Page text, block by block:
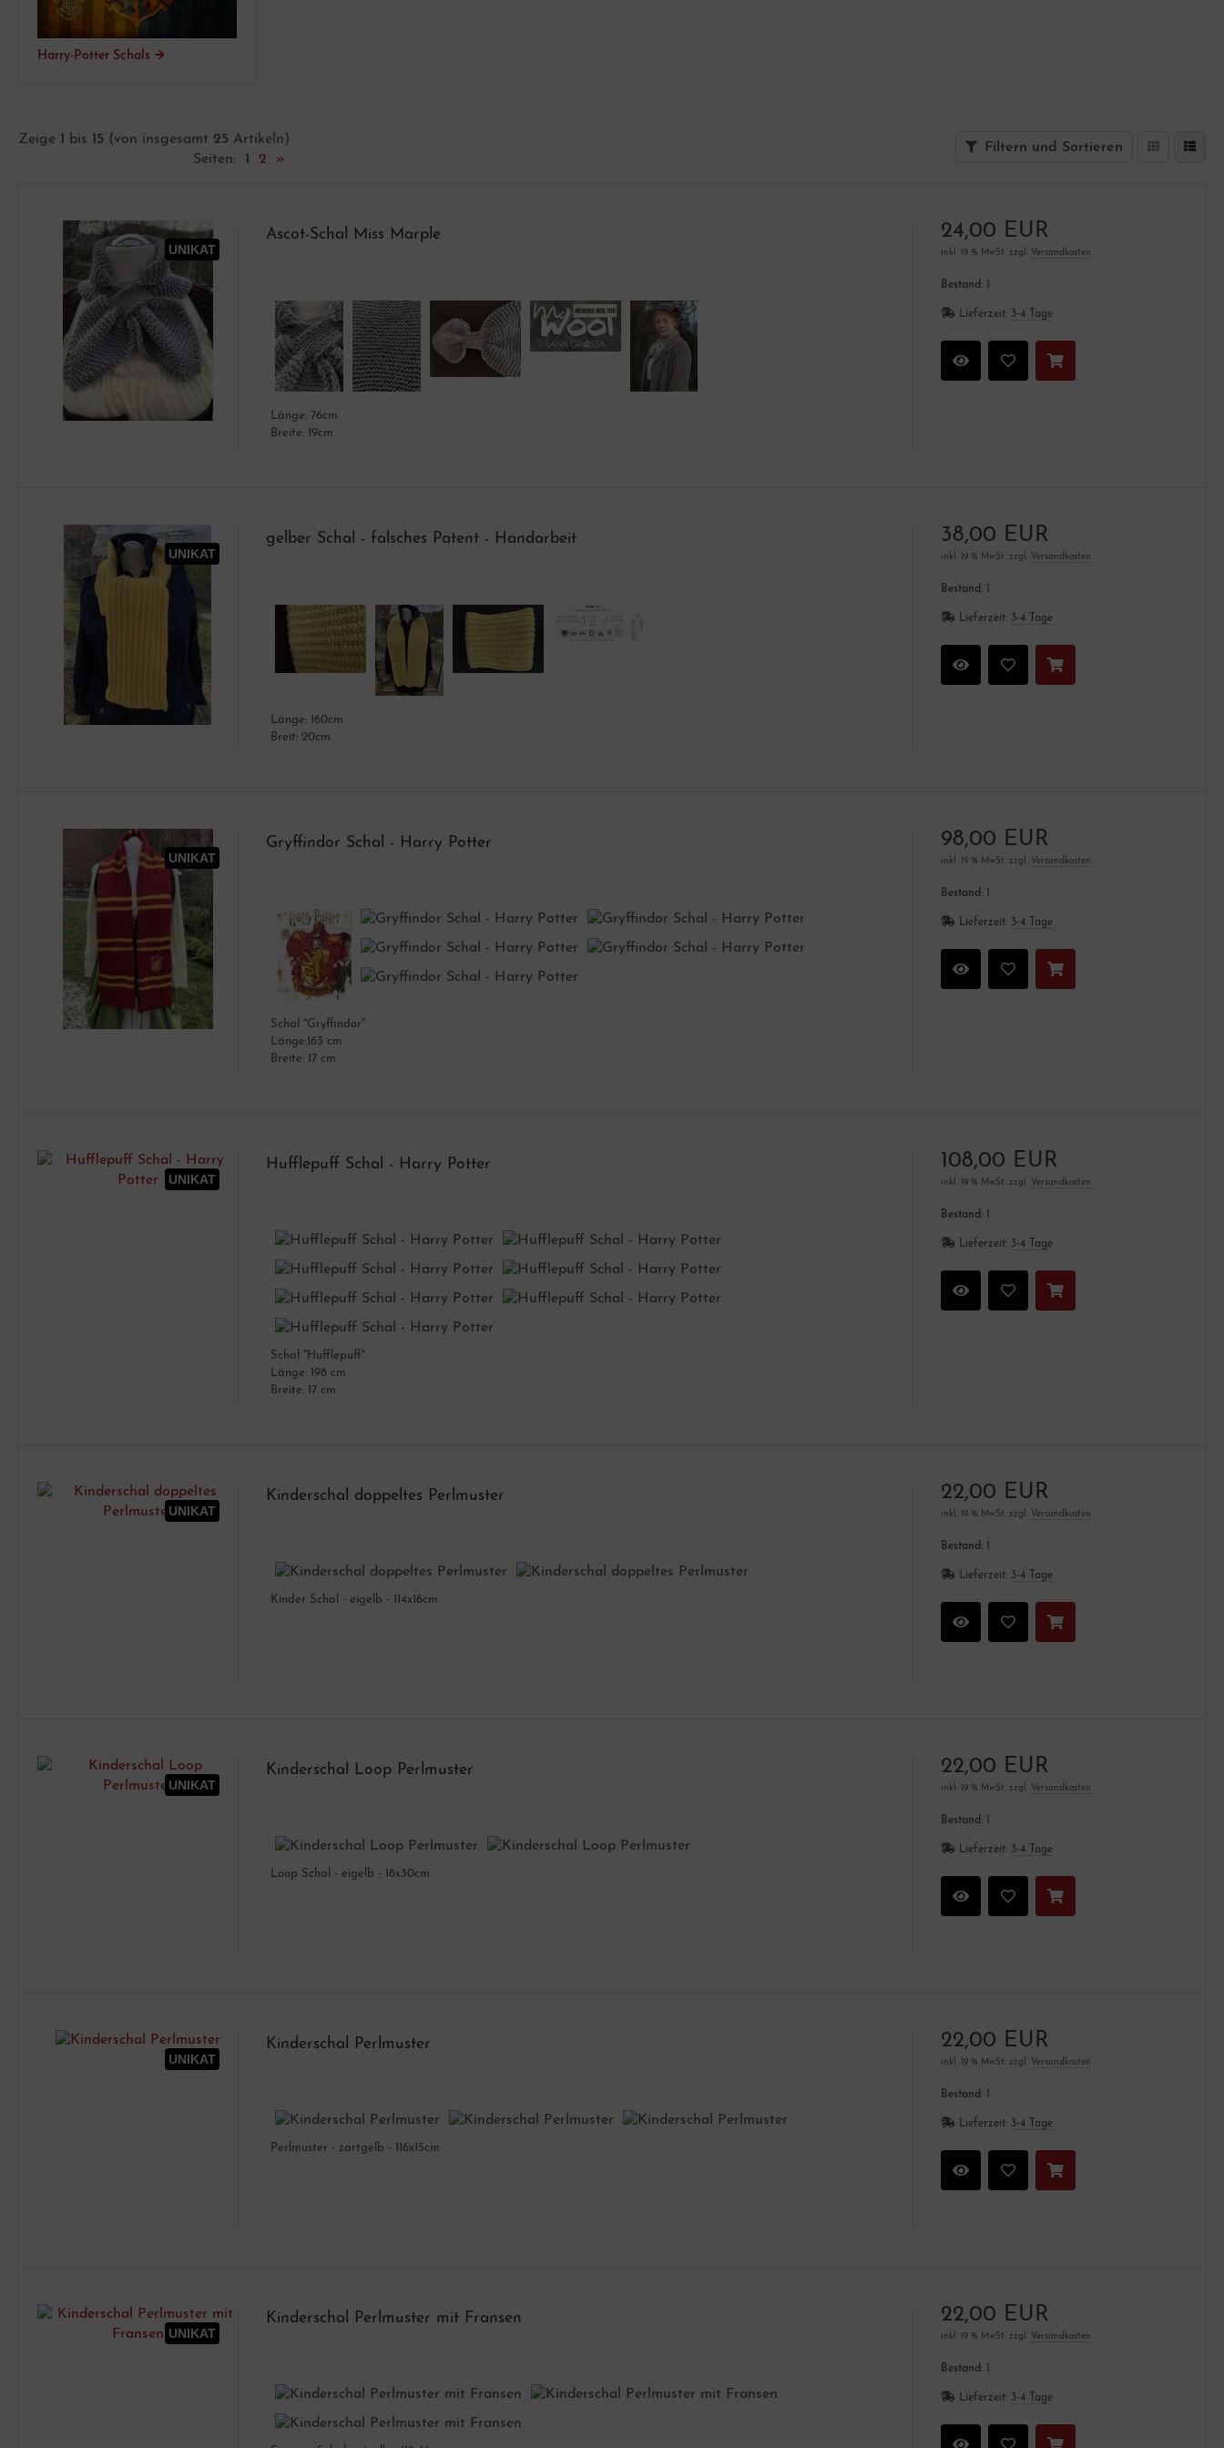
Harry-Potter Schals
Filtern und Sortieren
Zeige 1 bis 15 (von insgesamt 25 Artikeln)
Seiten: 1 2 »
UNIKAT
Ascot-Schal Miss Marple
Länge: 76cm
Breite: 19cm
24,00 EUR
inkl. 19 % MwSt. zzgl. Versandkosten
Bestand:
Lieferzeit: 3-4 Tage
UNIKAT
gelber Schal - falsches Patent - Handarbeit
Länge: 160cm
Breit: 20cm
38,00 EUR
inkl. 19 % MwSt. zzgl. Versandkosten
Bestand:
Lieferzeit: 3-4 Tage
UNIKAT
Gryffindor Schal - Harry Potter
Schal "Gryffindor"
Länge:163 cm
Breite: 17 cm
98,00 EUR
inkl. 19 % MwSt. zzgl. Versandkosten
Bestand:
Lieferzeit: 3-4 Tage
UNIKAT
Hufflepuff Schal - Harry Potter
Schal "Hufflepuff"
Länge: 198 cm
Breite: 17 cm
108,00 EUR
inkl. 19 % MwSt. zzgl. Versandkosten
Bestand:
Lieferzeit: 3-4 Tage
UNIKAT
Kinderschal doppeltes Perlmuster
Kinder Schal - eigelb - 114x16cm
22,00 EUR
inkl. 19 % MwSt. zzgl. Versandkosten
Bestand:
Lieferzeit: 3-4 Tage
UNIKAT
Kinderschal Loop Perlmuster
Loop Schal - eigelb - 18x30cm
22,00 EUR
inkl. 19 % MwSt. zzgl. Versandkosten
Bestand:
Lieferzeit: 3-4 Tage
UNIKAT
Kinderschal Perlmuster
Perlmuster - zartgelb - 116x15cm
22,00 EUR
inkl. 19 % MwSt. zzgl. Versandkosten
Bestand:
Lieferzeit: 3-4 Tage
UNIKAT
Kinderschal Perlmuster mit Fransen 22,00 EUR
inkl. 19 % MwSt. zzgl. Versandkosten
Bestand:
Lieferzeit: 3-4 Tage
Schnittmuster
Strickanleitungen
Loch Knöpfe